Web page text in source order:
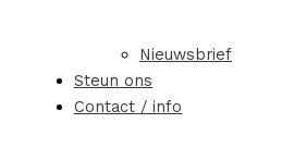
Nieuwsbrief
Steun ons
Contact / info